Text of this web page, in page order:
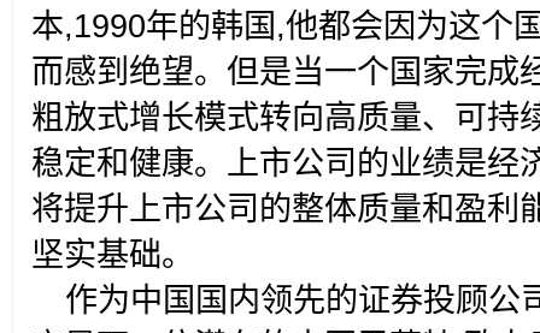
本,1990年的韩国,他都会因为这个
而感到绝望。但是当一个国家完成
粗放式增长模式转向高质量、可持
稳定和健康。上市公司的业绩是经
将提升上市公司的整体质量和盈利
坚实基础。
作为中国国内领先的证券投顾公